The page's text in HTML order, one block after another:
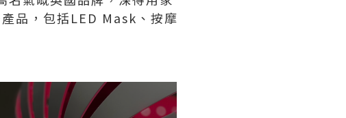
品，包括LED Mask、按摩